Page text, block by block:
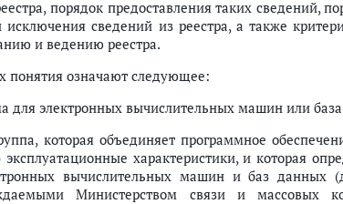
порядок предоставления таких сведений,
сведений из реестра, а также
и ведению реестра.
понятия означают следующее:
для электронных вычислительных машин или
которая объединяет программное
характеристики, и которая
вычислительных машин и баз данных
Министерством связи и массовых